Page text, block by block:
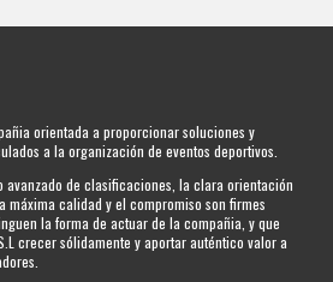
orientada a proporcionar soluciones y
a la organización de eventos deportivos.
avanzado de clasificaciones, la clara orientación
máxima calidad y el compromiso son firmes
la forma de actuar de la compañia, y que
crecer sólidamente y aportar auténtico valor a